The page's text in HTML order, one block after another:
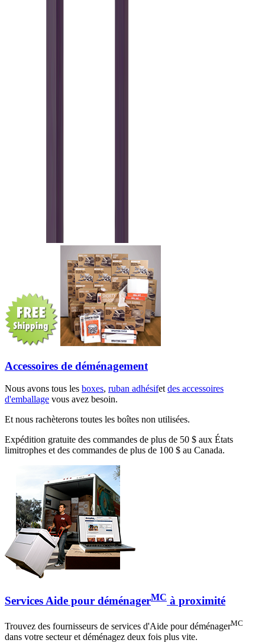
Accessoires de déménagement
Nous avons tous les boxes, ruban adhésifetdes accessoires
d'emballage vous avez besoin.
Et nous rachèterons toutes les boîtes non utilisées.
Expédition gratuite des commandes de plus de 50 $ aux États
limitrophes et des commandes de plus de 100 $ au Canada.
Services Aide pour déménagerMC à proximité
Trouvez des fournisseurs de services d'Aide pour déménagerMC
dans votre secteur et déménagez deux fois plus vite.